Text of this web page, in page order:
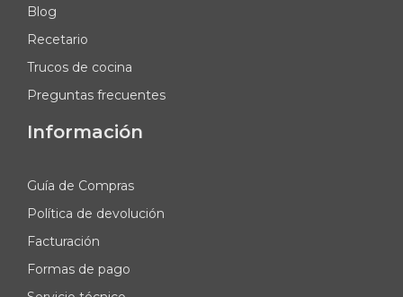
Blog
Recetario
Trucos de cocina
Preguntas frecuentes
Información
Guía de Compras
Política de devolución
Facturación
Formas de pago